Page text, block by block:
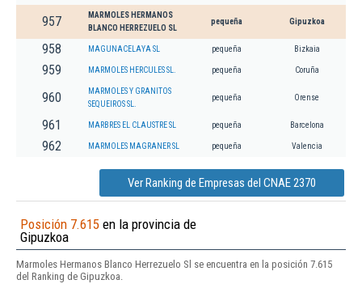
957
MARMOLES HERMANOS
BLANCO HERREZUELO SL
pequeña Gipuzkoa
958 MAGUNACELAYA SL pequeña Bizkaia
959 MARMOLES HERCULES SL. pequeña Coruña
960
MARMOLES Y GRANITOS
SEQUEIROS SL.
pequeña Orense
961 MARBRES EL CLAUSTRE SL pequeña Barcelona
962 MARMOLES MAGRANER SL pequeña Valencia
Ver Ranking de Empresas del CNAE 2370
Posición 7.615 en la provincia de
Gipuzkoa
Marmoles Hermanos Blanco Herrezuelo Sl se encuentra en la posición 7.615
del Ranking de Gipuzkoa.